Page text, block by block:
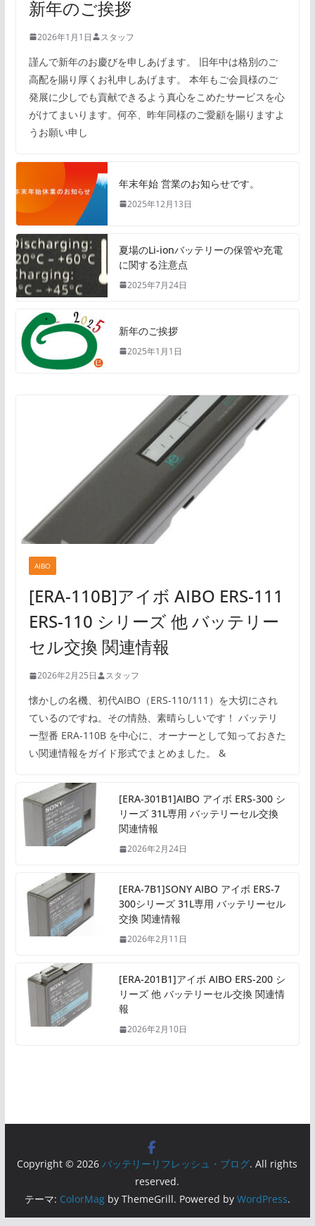
新年のご挨拶
2026年1月1日 スタッフ
謹んで新年のお慶びを申しあげます。 旧年中は格別のご
高配を賜り厚くお礼申しあげます。 本年もご会員様のご
発展に少しでも貢献できるよう真心をこめたサービスを心
がけてまいります。何卒、昨年同様のご愛顧を賜りますよ
うお願い申し
年末年始 営業のお知らせです。
2025年12月13日
夏場のLi-ionバッテリーの保管や充電
に関する注意点
2025年7月24日
新年のご挨拶
2025年1月1日
AIBO
[ERA-110B]アイボ AIBO ERS-111
ERS-110 シリーズ 他 バッテリー
セル交換 関連情報
2026年2月25日 スタッフ
懐かしの名機、初代AIBO（ERS-110/111）を大切にされ
ているのですね。その情熱、素晴らしいです！ バッテリ
ー型番 ERA-110B を中心に、オーナーとして知っておきた
い関連情報をガイド形式でまとめました。 &
[ERA-301B1]AIBO アイボ ERS-300 シ
リーズ 31L専用 バッテリーセル交換
関連情報
2026年2月24日
[ERA-7B1]SONY AIBO アイボ ERS-7
300シリーズ 31L専用 バッテリーセル
交換 関連情報
2026年2月11日
[ERA-201B1]アイボ AIBO ERS-200 シ
リーズ 他 バッテリーセル交換 関連情
報
2026年2月10日
Copyright © 2026バッテリーリフレッシュ・ブログ. All rights
reserved.
テーマ: ColorMagby ThemeGrill. Powered by WordPress.